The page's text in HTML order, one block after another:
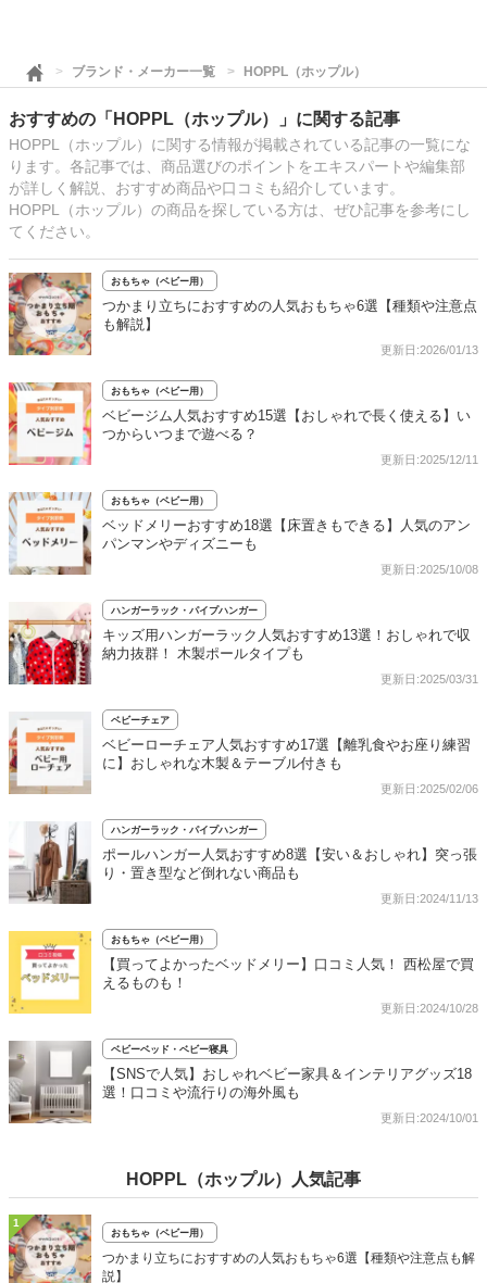
ブランド・メーカー一覧 HOPPL（ホップル）
おすすめの「HOPPL（ホップル）」に関する記事
HOPPL（ホップル）に関する情報が掲載されている記事の一覧にな
ります。各記事では、商品選びのポイントをエキスパートや編集部
が詳しく解説、おすすめ商品や口コミも紹介しています。
HOPPL（ホップル）の商品を探している方は、ぜひ記事を参考にし
てください。
おもちゃ（ベビー用）
つかまり立ちにおすすめの人気おもちゃ6選【種類や注意点
も解説】
更新日:2026/01/13
おもちゃ（ベビー用）
ベビージム人気おすすめ15選【おしゃれで長く使える】い
つからいつまで遊べる？
更新日:2025/12/11
おもちゃ（ベビー用）
ベッドメリーおすすめ18選【床置きもできる】人気のアン
パンマンやディズニーも
更新日:2025/10/08
ハンガーラック・パイプハンガー
キッズ用ハンガーラック人気おすすめ13選！おしゃれで収
納力抜群！ 木製ポールタイプも
更新日:2025/03/31
ベビーチェア
ベビーローチェア人気おすすめ17選【離乳食やお座り練習
に】おしゃれな木製＆テーブル付きも
更新日:2025/02/06
ハンガーラック・パイプハンガー
ポールハンガー人気おすすめ8選【安い＆おしゃれ】突っ張
り・置き型など倒れない商品も
更新日:2024/11/13
おもちゃ（ベビー用）
【買ってよかったベッドメリー】口コミ人気！ 西松屋で買
えるものも！
更新日:2024/10/28
ベビーベッド・ベビー寝具
【SNSで人気】おしゃれベビー家具＆インテリアグッズ18
選！口コミや流行りの海外風も
更新日:2024/10/01
HOPPL（ホップル）人気記事
1
おもちゃ（ベビー用）
つかまり立ちにおすすめの人気おもちゃ6選【種類や注意点も解
説】